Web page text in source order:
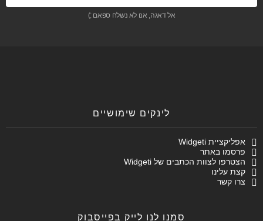
אל דאגה, אנו לא נשלח ספאם :)
לינקים שימושיים
אפליקציית Widgeti
פרסמו באתר
הצטרפו לצוות הכתבים של Widgeti
קצת עלינו
צרו קשר
סמנו לנו לייק בפייסבוק